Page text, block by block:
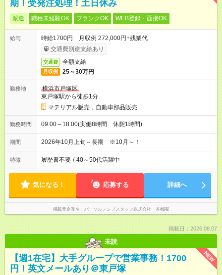
期！受発注処理！土日休み
派遣 職種未経験OK ブランクOK WEB登録・面接OK
給与
時給1700円 月収例 272,000円+残業代
交通費別途支給あり
交通費 全額支給
月収例 25～30万円
勤務地
横浜市戸塚区
東戸塚駅から徒歩1分
マテリアル販売，自動車部品販売
勤務時間 09:00～18:00(実働8時間 休憩1時間)
期間 2026年10月上旬～長期 ※10月～！
特徴 履歴書不要 / 40～50代活躍中
気になる！ 応募する 詳細へ
掲載元企業名 パーソルテンプスタッフ株式会社 首都圏
掲載日：2026.08.07
未読
NEW
【週1在宅】大手グループで営業事務！1700
円！英文メールあり＠東戸塚